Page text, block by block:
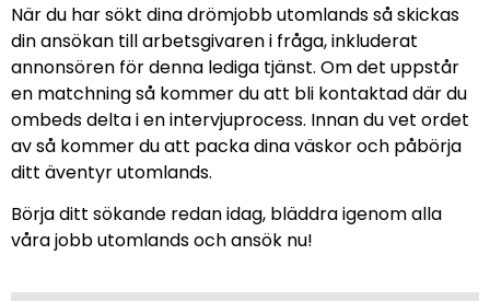
När du har sökt dina drömjobb utomlands så skickas
din ansökan till arbetsgivaren i fråga, inkluderat
annonsören för denna lediga tjänst. Om det uppstår
en matchning så kommer du att bli kontaktad där du
ombeds delta i en intervjuprocess. Innan du vet ordet
av så kommer du att packa dina väskor och påbörja
ditt äventyr utomlands.
Börja ditt sökande redan idag, bläddra igenom alla
våra jobb utomlands och ansök nu!